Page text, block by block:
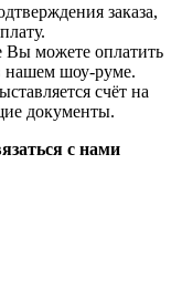
заказа,
Вы можете оплатить
нашем шоу-руме.
счёт на
документы.
с нами